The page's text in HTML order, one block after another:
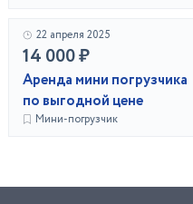
22 апреля 2025
14 000 ₽
Аренда мини погрузчика
по выгодной цене
Мини-погрузчик